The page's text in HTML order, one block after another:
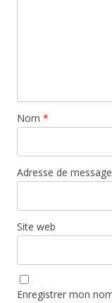
Nom *
Adresse de
Site web
Enregistrer mon